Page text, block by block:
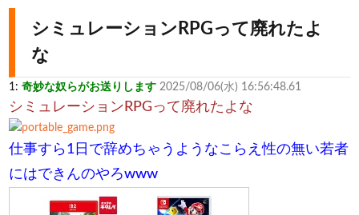
シミュレーションRPGって廃れたよ
な
1: 奇妙な奴らがお送りします 2025/08/06(水) 16:56:48.61
シミュレーションRPGって廃れたよな
仕事すら1日で辞めちゃうようなこらえ性の無い若者
にはできんのやろwww